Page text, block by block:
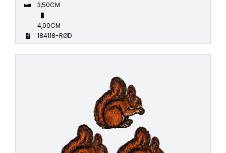
3,50CM
4,00CM
184118-RØD